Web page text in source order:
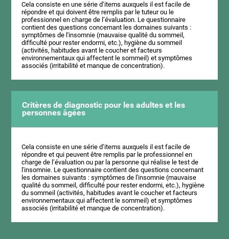
Cela consiste en une série d’items auxquels il est facile de
répondre et qui doivent être remplis par le tuteur ou le
professionnel en charge de l’évaluation. Le questionnaire
contient des questions concernant les domaines suivants :
symptômes de l'insomnie (mauvaise qualité du sommeil,
difficulté pour rester endormi, etc.), hygiène du sommeil
(activités, habitudes avant le coucher et facteurs
environnementaux qui affectent le sommeil) et symptômes
associés (irritabilité et manque de concentration).
Critères de diagnostic pour les adultes et les
personnes âgées
Cela consiste en une série d’items auxquels il est facile de
répondre et qui peuvent être remplis par le professionnel en
charge de l’évaluation ou par la personne qui réalise le test de
l'insomnie. Le questionnaire contient des questions concernant
les domaines suivants : symptômes de l'insomnie (mauvaise
qualité du sommeil, difficulté pour rester endormi, etc.), hygiène
du sommeil (activités, habitudes avant le coucher et facteurs
environnementaux qui affectent le sommeil) et symptômes
associés (irritabilité et manque de concentration).